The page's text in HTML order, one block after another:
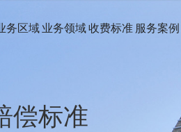
务区域 业务领域收费标准 服务案例
偿标准